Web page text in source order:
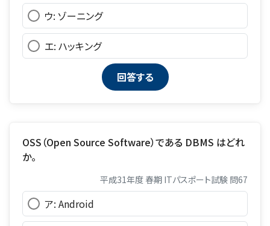
ウ: ゾーニング
エ: ハッキング
OSS（Open Source Software）である DBMS はどれ
か。
平成31年度 春期 ITパスポート試験 問67
ア: Android